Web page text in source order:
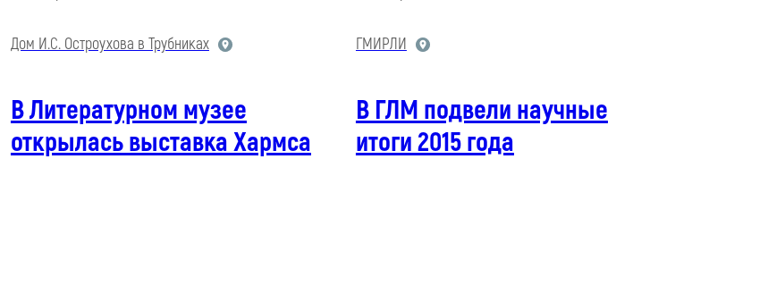
Дом И.С. Остроухова в Трубниках
В Литературном музее
открылась выставка Хармса
ГМИРЛИ
В ГЛМ подвели научные
итоги 2015 года